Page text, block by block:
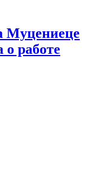
Муцениеце
о работе